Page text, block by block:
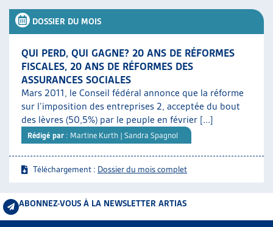
DOSSIER DU MOIS
QUI PERD, QUI GAGNE? 20 ANS DE RÉFORMES
FISCALES, 20 ANS DE RÉFORMES DES
ASSURANCES SOCIALES
Mars 2011, le Conseil fédéral annonce que la réforme
sur l’imposition des entreprises 2, acceptée du bout
des lèvres (50,5%) par le peuple en février [...]
Rédigé par : Martine Kurth | Sandra Spagnol
Téléchargement : Dossier du mois complet
ABONNEZ-VOUS À LA NEWSLETTER ARTIAS